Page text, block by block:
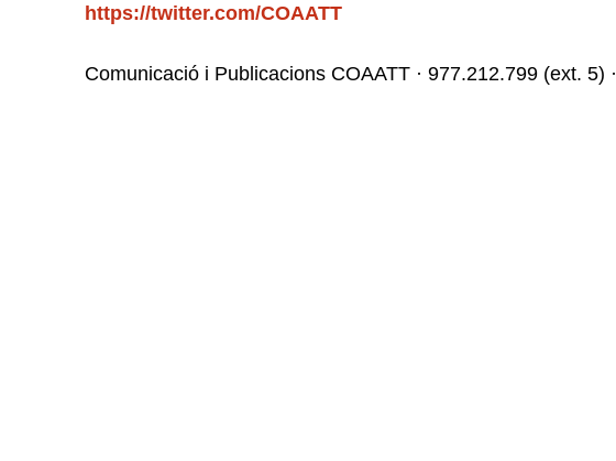
https://twitter.com/COAATT
Comunicació i Publicacions COAATT · 977.212.799 (ext. 5) ·